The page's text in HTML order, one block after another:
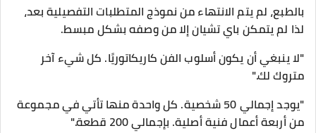
بالطبع، لم يتم الانتهاء من نموذج المتطلبات التفصيلية بعد،
لذا لم يتمكن باي تشيان إلا من وصفه بشكل مبسط.
"لا ينبغي أن يكون أسلوب الفن كاريكاتوريًا. كل شيء آخر
متروك لك."
"يوجد إجمالي 50 شخصية. كل واحدة منها تأتي في مجموعة
من أربعة أعمال فنية أصلية. بإجمالي 200 قطعة."